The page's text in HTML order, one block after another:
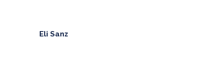
Eli Sanz